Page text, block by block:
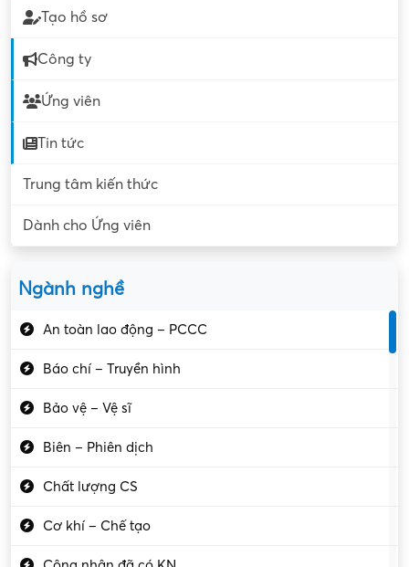
Tạo hồ sơ
Công ty
Ứng viên
Tin tức
Trung tâm kiến thức
Dành cho Ứng viên
Ngành nghề
An toàn lao động – PCCC
Báo chí – Truyền hình
Bảo vệ – Vệ sĩ
Biên – Phiên dịch
Chất lượng CS
Cơ khí – Chế tạo